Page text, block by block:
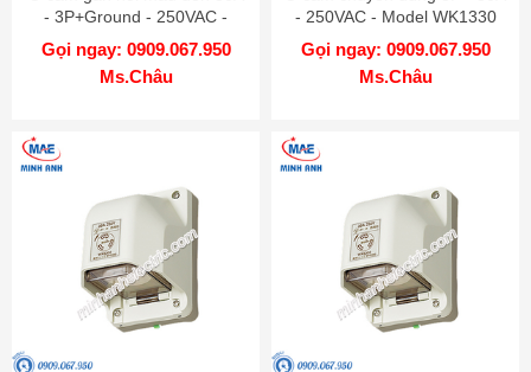
- 3P+Ground - 250VAC -
Model WK2430
Gọi ngay: 0909.067.950
Ms.Châu
- 250VAC - Model WK1330
Gọi ngay: 0909.067.950
Ms.Châu